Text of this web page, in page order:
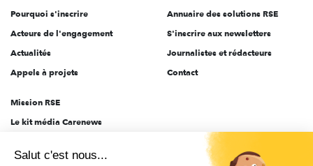
Pourquoi s'inscrire
Acteurs de l'engagement
Actualités
Appels à projets
Annuaire des solutions RSE
S'inscrire aux newsletters
Journalistes et rédacteurs
Contact
Mission RSE
Le kit média Carenews
AEF info
Salut c'est nous...